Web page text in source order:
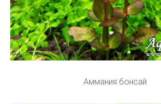
Аммания бонсай